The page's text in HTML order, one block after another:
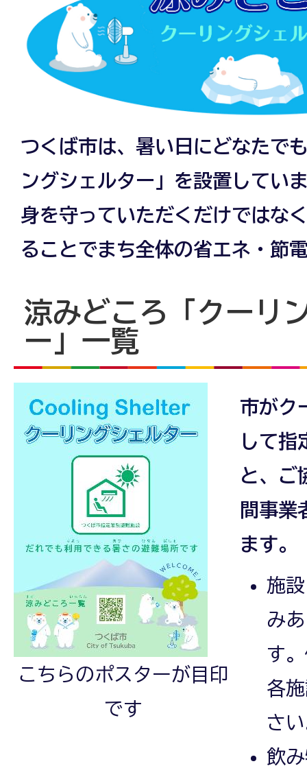
つくば市は、暑い日にどなたで
ングシェルター」を設置してい
身を守っていただくだけではな
ることでまち全体の省エネ・節
涼みどころ「クーリ
ー」一覧
こちらのポスターが目印
です
市がク
して指
と、ご
間事業
ます。
施
み
す
各
さ
飲